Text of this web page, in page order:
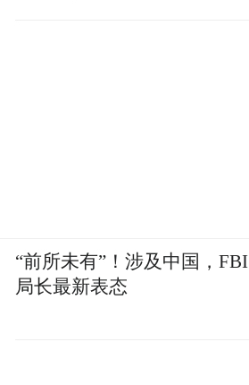
“前所未有”！涉及中国，FBI
局长最新表态